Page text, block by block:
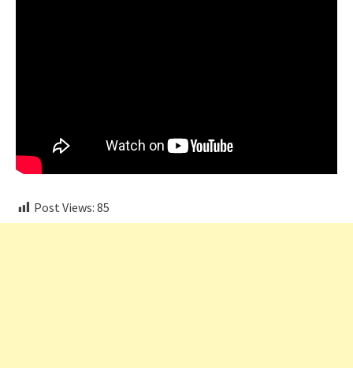
Post Views: 85